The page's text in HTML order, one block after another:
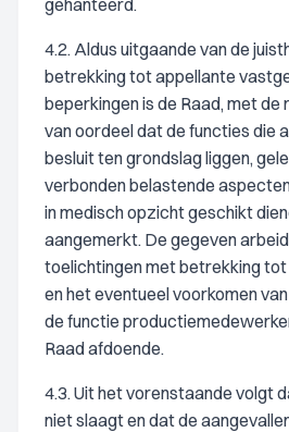
gehanteerd.
4.2. Aldus uitgaande van de
betrekking tot appellante
beperkingen is de Raad, met
van oordeel dat de functies die
besluit ten grondslag liggen,
verbonden belastende
in medisch opzicht geschikt
aangemerkt. De gegeven
toelichtingen met betrekking
en het eventueel voorkomen
de functie
Raad afdoende.
4.3. Uit het vorenstaande volgt
niet slaagt en dat de